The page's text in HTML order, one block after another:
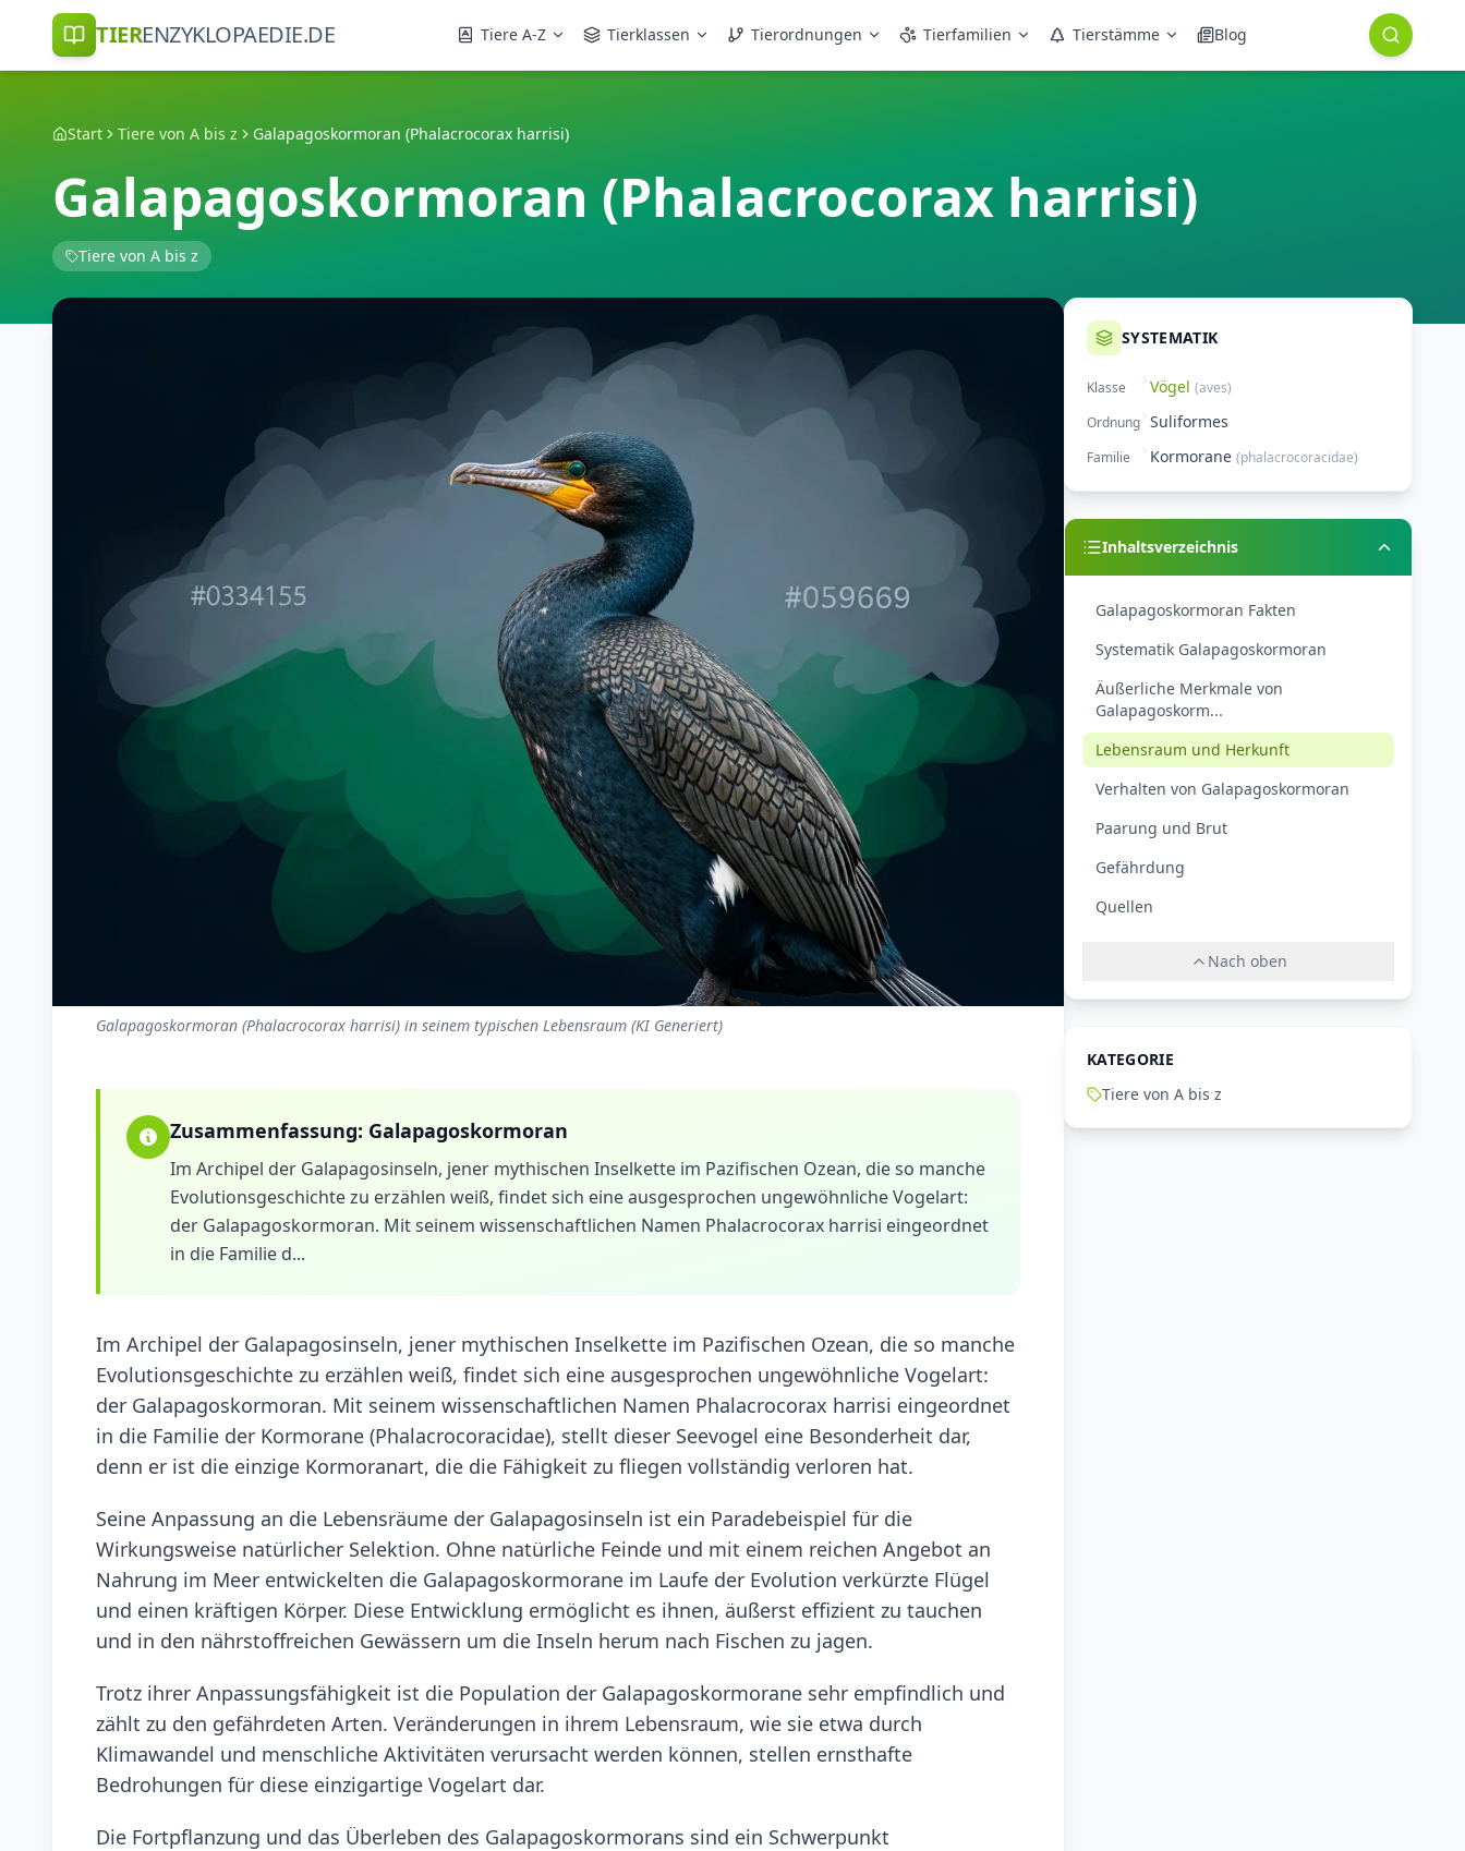
TIERENZYKLOPAEDIE.DE Tiere A-Z Tierklassen Tierordnungen Tierfamilien Tierstämme Blog
Start Tiere von A bis z Galapagoskormoran (Phalacrocorax harrisi)
Galapagoskormoran (Phalacrocorax harrisi)
Tiere von A bis z
Galapagoskormoran (Phalacrocorax harrisi) in seinem typischen Lebensraum (KI Generiert)
Zusammenfassung: Galapagoskormoran
Im Archipel der Galapagosinseln, jener mythischen Inselkette im Pazifischen Ozean, die so manche
Evolutionsgeschichte zu erzählen weiß, findet sich eine ausgesprochen ungewöhnliche Vogelart:
der Galapagoskormoran. Mit seinem wissenschaftlichen Namen Phalacrocorax harrisi eingeordnet
in die Familie d...
Im Archipel der Galapagosinseln, jener mythischen Inselkette im Pazifischen Ozean, die so manche
Evolutionsgeschichte zu erzählen weiß, findet sich eine ausgesprochen ungewöhnliche Vogelart:
der Galapagoskormoran. Mit seinem wissenschaftlichen Namen Phalacrocorax harrisi eingeordnet
in die Familie der Kormorane (Phalacrocoracidae), stellt dieser Seevogel eine Besonderheit dar,
denn er ist die einzige Kormoranart, die die Fähigkeit zu fliegen vollständig verloren hat.
Seine Anpassung an die Lebensräume der Galapagosinseln ist ein Paradebeispiel für die
Wirkungsweise natürlicher Selektion. Ohne natürliche Feinde und mit einem reichen Angebot an
Nahrung im Meer entwickelten die Galapagoskormorane im Laufe der Evolution verkürzte Flügel
und einen kräftigen Körper. Diese Entwicklung ermöglicht es ihnen, äußerst effizient zu tauchen
und in den nährstoffreichen Gewässern um die Inseln herum nach Fischen zu jagen.
Trotz ihrer Anpassungsfähigkeit ist die Population der Galapagoskormorane sehr empfindlich und
zählt zu den gefährdeten Arten. Veränderungen in ihrem Lebensraum, wie sie etwa durch
Klimawandel und menschliche Aktivitäten verursacht werden können, stellen ernsthafte
Bedrohungen für diese einzigartige Vogelart dar.
Die Fortpflanzung und das Überleben des Galapagoskormorans sind ein Schwerpunkt
SYSTEMATIK
Klasse Vögel (aves)
Ordnung Suliformes
Familie Kormorane (phalacrocoracidae)
Inhaltsverzeichnis
Galapagoskormoran Fakten
Systematik Galapagoskormoran
Äußerliche Merkmale von
Galapagoskorm...
Lebensraum und Herkunft
Verhalten von Galapagoskormoran
Paarung und Brut
Gefährdung
Quellen
Nach oben
KATEGORIE
Tiere von A bis z